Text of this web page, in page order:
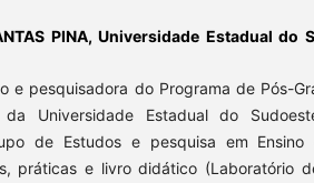
PINA, Universidade Estadual do
e pesquisadora do Programa de Pós-
da Universidade Estadual do
de Estudos e pesquisa em Ensino
práticas e livro didático (Laboratório